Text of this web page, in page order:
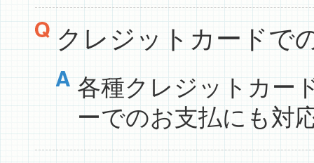
クレジットカードで
各種クレジットカー
ーでのお支払にも対